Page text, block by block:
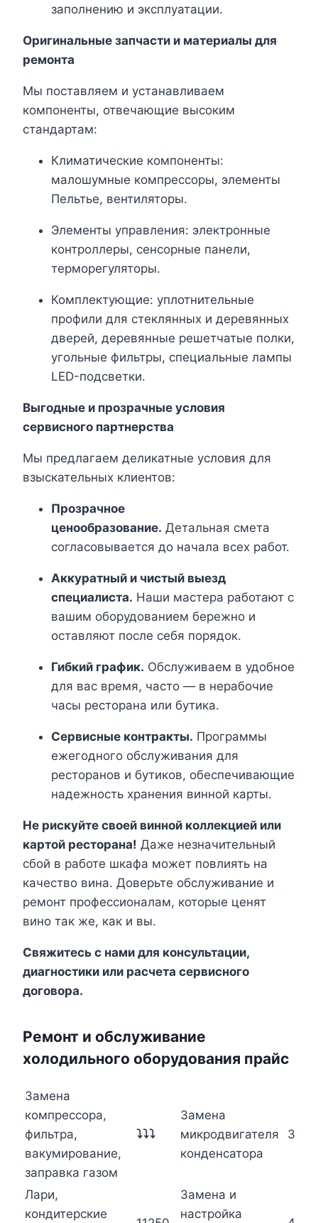
заполнению и эксплуатации.
Оригинальные запчасти и материалы для
ремонта
Мы поставляем и устанавливаем
компоненты, отвечающие высоким
стандартам:
Климатические компоненты:
малошумные компрессоры, элементы
Пельтье, вентиляторы.
Элементы управления: электронные
контроллеры, сенсорные панели,
терморегуляторы.
Комплектующие: уплотнительные
профили для стеклянных и деревянных
дверей, деревянные решетчатые полки,
угольные фильтры, специальные лампы
LED-подсветки.
Выгодные и прозрачные условия
сервисного партнерства
Мы предлагаем деликатные условия для
взыскательных клиентов:
Прозрачное
ценообразование. Детальная смета
согласовывается до начала всех работ.
Аккуратный и чистый выезд
специалиста. Наши мастера работают с
вашим оборудованием бережно и
оставляют после себя порядок.
Гибкий график. Обслуживаем в удобное
для вас время, часто — в нерабочие
часы ресторана или бутика.
Сервисные контракты. Программы
ежегодного обслуживания для
ресторанов и бутиков, обеспечивающие
надежность хранения винной карты.
Не рискуйте своей винной коллекцией или
картой ресторана! Даже незначительный
сбой в работе шкафа может повлиять на
качество вина. Доверьте обслуживание и
ремонт профессионалам, которые ценят
вино так же, как и вы.
Свяжитесь с нами для консультации,
диагностики или расчета сервисного
договора.
Ремонт и обслуживание
холодильного оборудования прайс
Замена
компрессора,
фильтра,
вакумирование,
заправка газом
⤵⤵⤵
Замена
микродвигателя
конденсатора
3850
Лари,
кондитерские
Замена и
настройка